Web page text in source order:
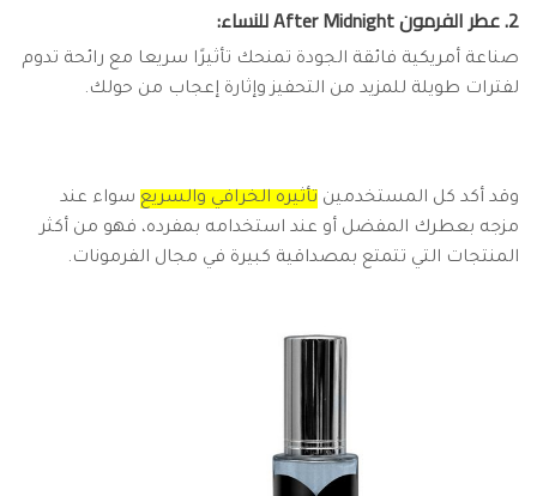
2. عطر الفرمون After Midnight للنساء:
صناعة أمريكية فائقة الجودة تمنحك تأثيرًا سريعا مع رائحة تدوم
لفترات طويلة للمزيد من التحفيز وإثارة إعجاب من حولك.
وقد أكد كل المستخدمين تأثيره الخرافي والسريع سواء عند
مزجه بعطرك المفضل أو عند استخدامه بمفرده، فهو من أكثر
المنتجات التي تتمتع بمصداقية كبيرة في مجال الفرمونات.